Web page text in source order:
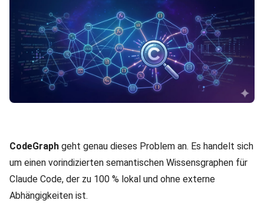
CodeGraph geht genau dieses Problem an. Es handelt sich
um einen vorindizierten semantischen Wissensgraphen für
Claude Code, der zu 100 % lokal und ohne externe
Abhängigkeiten ist.